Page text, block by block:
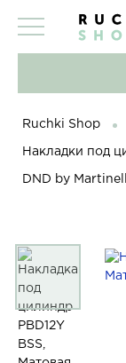
Ruchki Shop
Накладки под
DND by